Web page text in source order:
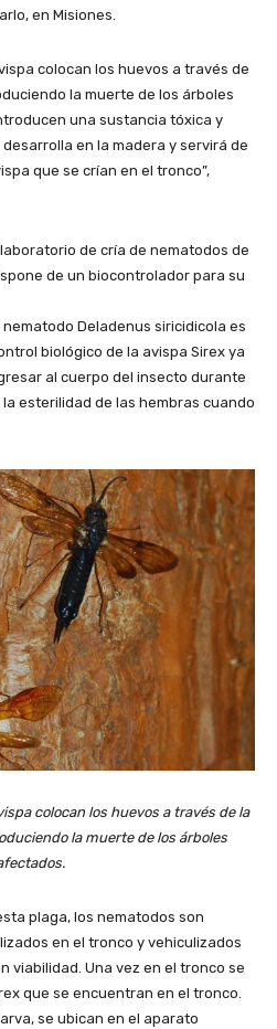
en Misiones.
colocan los huevos a través de
la muerte de los árboles
una sustancia tóxica y
en la madera y servirá de
que se crían en el tronco”,
de cría de nematodos de
de un biocontrolador para su
Deladenus siricidicola es
biológico de la avispa Sirex ya
al cuerpo del insecto durante
esterilidad de las hembras cuando
colocan los huevos a través de la
la muerte de los árboles
plaga, los nematodos son
en el tronco y vehiculizados
viabilidad. Una vez en el tronco se
que se encuentran en el tronco.
se ubican en el aparato